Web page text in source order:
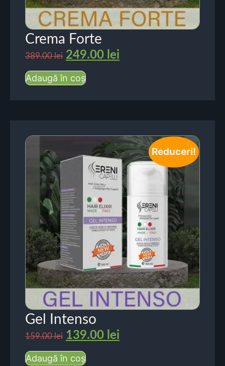
Crema Forte
389.00lei 249.00 lei
Adaugă în coș
Reduceri!
Gel Intenso
159.00lei 139.00 lei
Adaugă în coș